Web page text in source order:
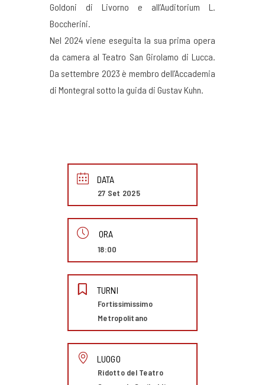
Goldoni di Livorno e all’Auditorium L.
Boccherini.
Nel 2024 viene eseguita la sua prima opera
da camera al Teatro San Girolamo di Lucca.
Da settembre 2023 è membro dell’Accademia
di Montegral sotto la guida di Gustav Kuhn.
DATA
27 Set 2025
ORA
18:00
TURNI
Fortissimissimo
Metropolitano
LUOGO
Ridotto del Teatro